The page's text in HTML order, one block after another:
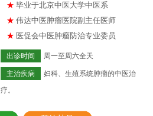
★ 毕业于北京中医大学中医系
★ 伟达中医肿瘤医院副主任医师
★ 医促会中医肿瘤防治专业委员
出诊时间 周一至周六全天
主治疾病
妇科、生殖系统肿瘤的中医治
疗。